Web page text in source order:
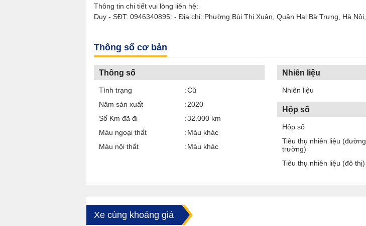
Thông tin chi tiết vui lòng liên hệ:
Duy - SĐT: 0946340895: - Địa chỉ: Phường Bùi Thị Xuân, Quận Hai Bà Trưng, Hà Nội,
Thông số cơ bản
Thông số
Tình trạng
Cũ
Năm sản xuất
2020
Số Km đã đi
32.000 km
Màu ngoại thất
Màu khác
Màu nội thất
Màu khác
Nhiên liệu
Nhiên liệu
Hộp số
Hộp số
Tiêu thụ nhiên liệu (đường
trường)
Tiêu thụ nhiên liệu (đô thị)
Xe cùng khoảng giá